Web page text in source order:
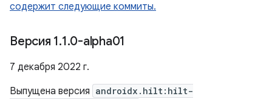
содержит следующие коммиты.
Версия 1.1.0-alpha01
7 декабря 2022 г.
Выпущена версия androidx.hilt:hilt-